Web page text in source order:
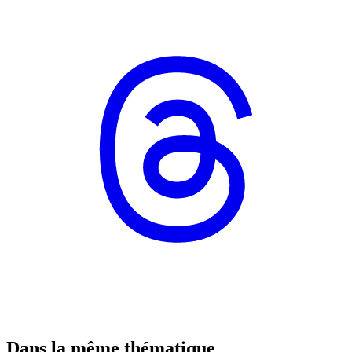
Dans la même thématique